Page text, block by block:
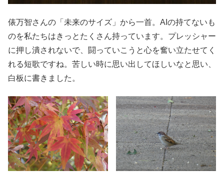
俵万智さんの「未来のサイズ」から一首。AIの持てないも
のを私たちはきっとたくさん持っています。プレッシャー
に押し潰されないで、闘っていこうと心を奮い立たせてく
れる短歌ですね。苦しい時に思い出してほしいなと思い、
白板に書きました。